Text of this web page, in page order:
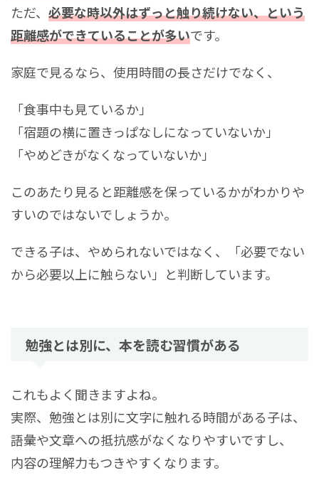
ただ、 必要な時以外はずっと触り続けない、という
距離感ができていることが多いです。
家庭で見るなら、使用時間の長さだけでなく、
「食事中も見ているか」
「宿題の横に置きっぱなしになっていないか」
「やめどきがなくなっていないか」
このあたり見ると距離感を保っているかがわかりや
すいのではないでしょうか。
できる子は、やめられないではなく、「必要でない
から必要以上に触らない」と判断しています。
勉強とは別に、本を読む習慣がある
これもよく聞きますよね。
実際、勉強とは別に文字に触れる時間がある子は、
語彙や文章への抵抗感がなくなりやすいですし、
内容の理解力もつきやすくなります。